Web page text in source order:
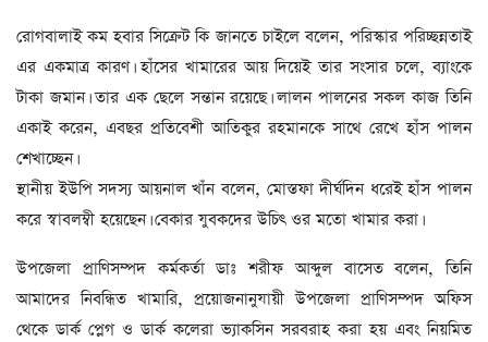
রোগবালাই কম হবার সিক্রেট কি জানতে চাইলে বলেন, পরিস্কার পরিচ্ছন্নতাই
এর একমাত্র কারণ। হাঁসের খামারের আয় দিয়েই তার সংসার চলে, ব্যাংকে
টাকা জমান। তার এক ছেলে সন্তান রয়েছে। লালন পালনের সকল কাজ তিনি
একাই করেন, এবছর প্রতিবেশী আতিকুর রহমানকে সাথে রেখে হাঁস পালন
শেখাচ্ছেন।
স্থানীয় ইউপি সদস্য আয়নাল খাঁন বলেন, মোস্তফা দীর্ঘদিন ধরেই হাঁস পালন
করে স্বাবলম্বী হয়েছেন। বেকার যুবকদের উচিৎ ওর মতো খামার করা।
উপজেলা প্রাণিসম্পদ কর্মকর্তা ডাঃ শরীফ আব্দুল বাসেত বলেন, তিনি
আমাদের নিবন্ধিত খামারি, প্রয়োজনানুযায়ী উপজেলা প্রাণিসম্পদ অফিস
থেকে ডার্ক প্লেগ ও ডার্ক কলেরা ভ্যাকসিন সরবরাহ করা হয় এবং নিয়মিত